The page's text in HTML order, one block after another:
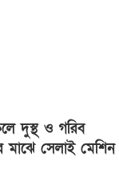
দুস্থ ও গরিব
মাঝে সেলাই মেশিন